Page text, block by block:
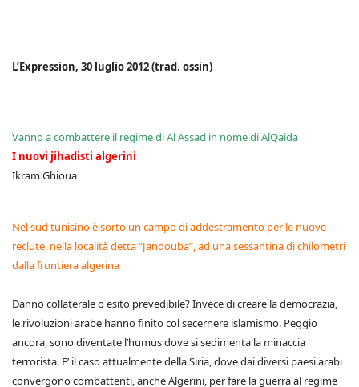
L’Expression, 30 luglio 2012 (trad. ossin)
Vanno a combattere il regime di Al Assad in nome di AlQaida
I nuovi jihadisti algerini
Ikram Ghioua
Nel sud tunisino è sorto un campo di addestramento per le nuove
reclute, nella località detta “Jandouba”, ad una sessantina di chilometri
dalla frontiera algerina
Danno collaterale o esito prevedibile? Invece di creare la democrazia,
le rivoluzioni arabe hanno finito col secernere islamismo. Peggio
ancora, sono diventate l’humus dove si sedimenta la minaccia
terrorista. E’ il caso attualmente della Siria, dove dai diversi paesi arabi
convergono combattenti, anche Algerini, per fare la guerra al regime